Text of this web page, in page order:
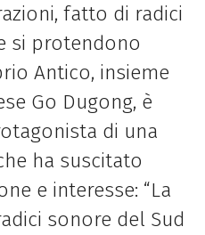
fatto di radici
si protendono
Antico, insieme
Go Dugong, è
di una
ha suscitato
e interesse: “La
sonore del Sud